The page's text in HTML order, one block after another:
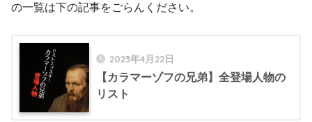
の一覧は下の記事をごらんください。
2023年4月22日
【カラマーゾフの兄弟】全登場人物の
リスト